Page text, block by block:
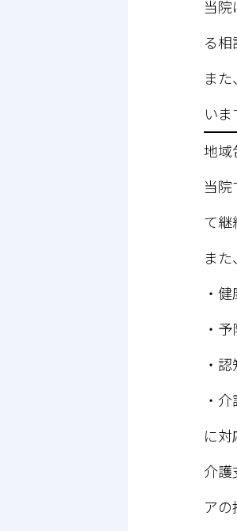
当
る
ま
いま
地域
当
て継
また、
・
・
・
・
に対
介護
アの